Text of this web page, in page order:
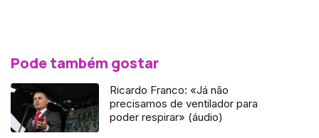
Pode também gostar
Ricardo Franco: «Já não
precisamos de ventilador para
poder respirar» (áudio)